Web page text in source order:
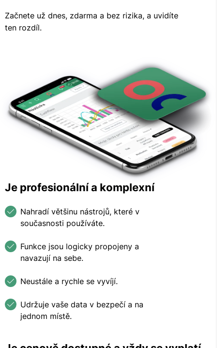
Začnete už dnes, zdarma a bez rizika, a uvidíte
ten rozdíl.
Je profesionální a komplexní
Nahradí většinu nástrojů, které v
současnosti používáte.
Funkce jsou logicky propojeny a
navazují na sebe.
Neustále a rychle se vyvíjí.
Udržuje vaše data v bezpečí a na
jednom místě.